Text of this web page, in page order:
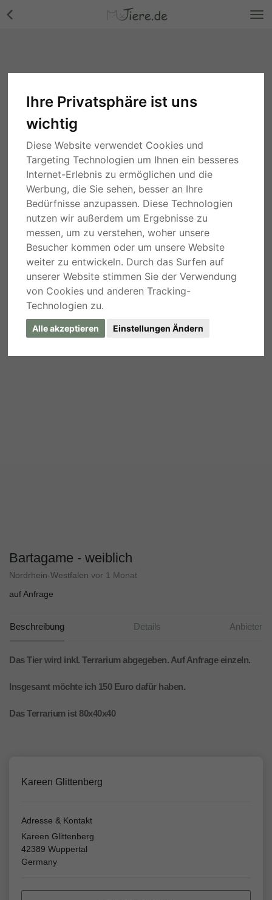
Ihre Privatsphäre ist uns
wichtig
Diese Website verwendet Cookies und
Targeting Technologien um Ihnen ein besseres
Internet-Erlebnis zu ermöglichen und die
Werbung, die Sie sehen, besser an Ihre
Bedürfnisse anzupassen. Diese Technologien
nutzen wir außerdem um Ergebnisse zu
messen, um zu verstehen, woher unsere
Besucher kommen oder um unsere Website
weiter zu entwickeln. Durch das Surfen auf
unserer Website stimmen Sie der Verwendung
von Cookies und anderen Tracking-
Technologien zu.
Alle akzeptieren Einstellungen Ändern
Bartagame - weiblich
Nordrhein-Westfalen vor 1 Monat
auf Anfrage
Beschreibung Details Anbieter
Das Tier wird inkl. Terrarium abgegeben. Auf Anfrage einzeln.
Insgesamt möchte ich 150 Euro dafür haben.
Das Terrarium ist 80x40x40
Kareen Glittenberg
Adresse & Kontakt
Kareen Glittenberg
42389 Wuppertal
Germany